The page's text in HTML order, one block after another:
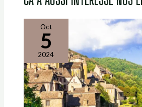
Oct
5
2024